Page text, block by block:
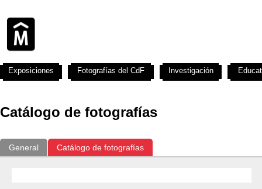
Catálogo de fotografías
General Catálogo de fotografías
Exposiciones Fotografías del CdF Investigación